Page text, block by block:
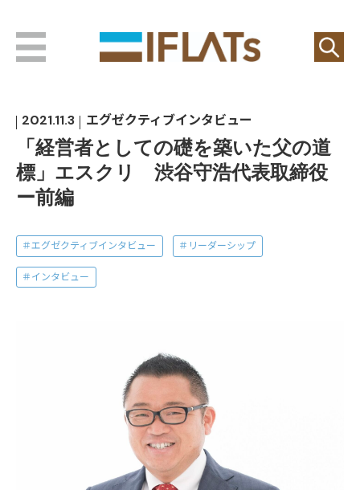
「経営者としての礎を築いた父の道
標」エスクリ 渋谷守浩代表取締役
ー前編
エグゼクティブインタビュー
2021.11.3
エグゼクティブインタビュー リーダーシップ
インタビュー